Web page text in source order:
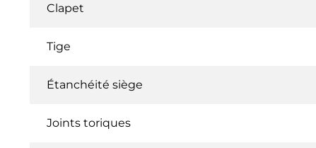
Clapet
Tige
Étanchéité siège
Joints toriques